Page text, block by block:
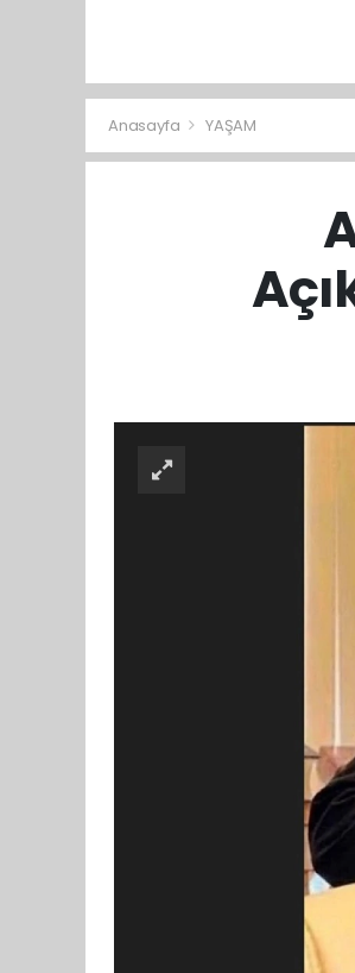
Anasayfa YAŞAM